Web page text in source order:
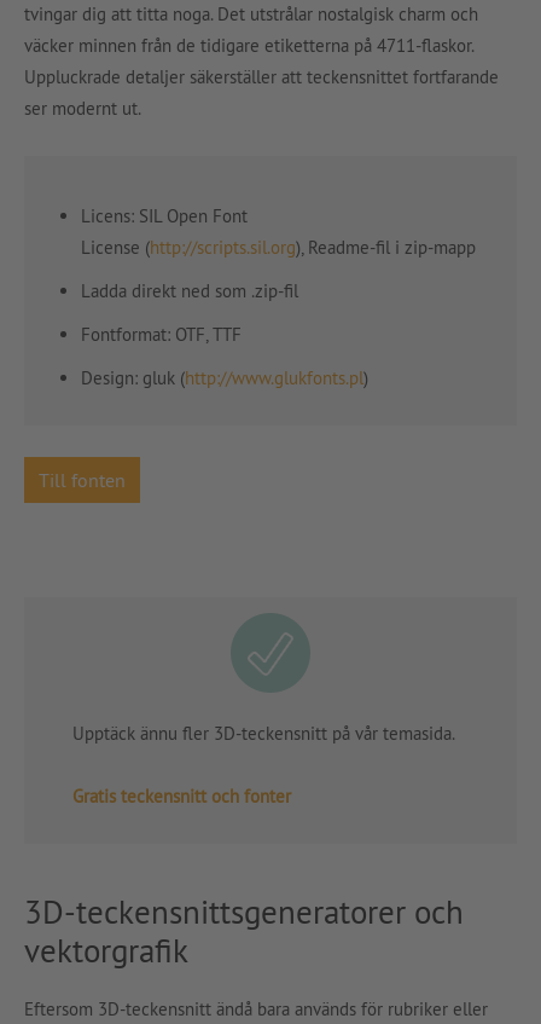
tvingar dig att titta noga. Det utstrålar nostalgisk charm och
väcker minnen från de tidigare etiketterna på 4711-flaskor.
Uppluckrade detaljer säkerställer att teckensnittet fortfarande
ser modernt ut.
Licens: SIL Open Font
License (http://scripts.sil.org), Readme-fil i zip-mapp
Ladda direkt ned som .zip-fil
Fontformat: OTF, TTF
Design: gluk (http://www.glukfonts.pl)
Till fonten
Upptäck ännu fler 3D-teckensnitt på vår temasida.
Gratis teckensnitt och fonter
3D-teckensnittsgeneratorer och
vektorgrafik
Eftersom 3D-teckensnitt ändå bara används för rubriker eller